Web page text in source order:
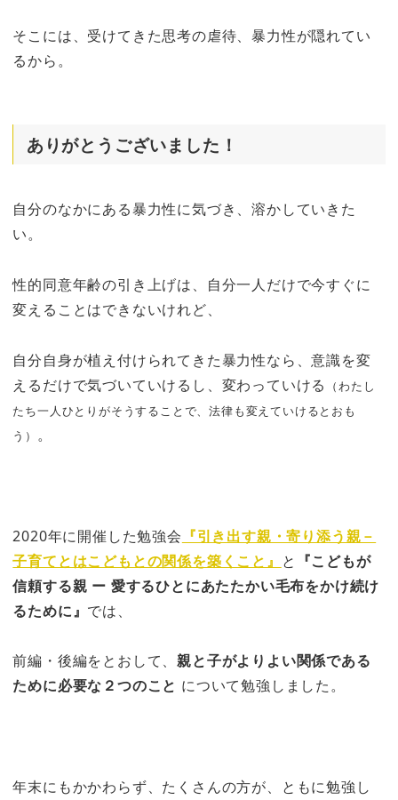
そこには、受けてきた思考の虐待、暴力性が隠れてい
るから。
ありがとうございました！
自分のなかにある暴力性に気づき、溶かしていきた
い。
性的同意年齢の引き上げは、自分一人だけで今すぐに
変えることはできないけれど、
自分自身が植え付けられてきた暴力性なら、意識を変
えるだけで気づいていけるし、変わっていける
（わたし
たち一人ひとりがそうすることで、法律も変えていけるとおも
う） 。
2020年に開催した勉強会 『引き出す親・寄り添う親－
子育てとはこどもとの関係を築くこと』 と 『こどもが
信頼する親 ー 愛するひとにあたたかい毛布をかけ続け
るために』 では、
前編・後編をとおして、親と子がよりよい関係である
ために必要な２つのこと について勉強しました。
年末にもかかわらず、たくさんの方が、ともに勉強し